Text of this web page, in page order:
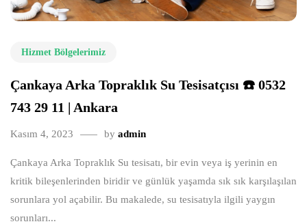
Hizmet Bölgelerimiz
Çankaya Arka Topraklık Su Tesisatçısı ☎️ 0532
743 29 11 | Ankara
Kasım 4, 2023 by admin
Çankaya Arka Topraklık Su tesisatı, bir evin veya iş yerinin en
kritik bileşenlerinden biridir ve günlük yaşamda sık sık karşılaşılan
sorunlara yol açabilir. Bu makalede, su tesisatıyla ilgili yaygın
sorunları...